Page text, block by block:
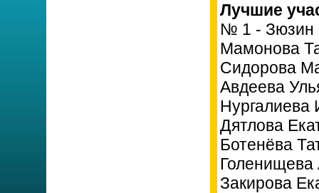
Лучшие
№ 1 -
Мамонова
Сидорова
Авдеева
Дятлова
Ботенёва
Закирова